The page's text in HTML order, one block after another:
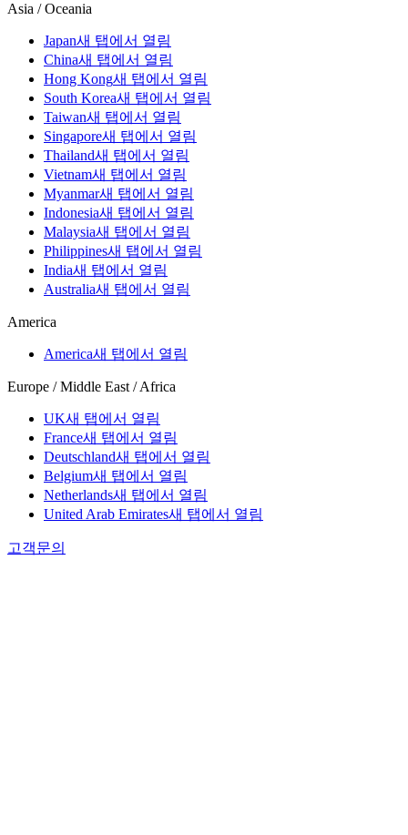
Asia / Oceania
Japan새 탭에서 열림
China새 탭에서 열림
Hong Kong새 탭에서 열림
South Korea새 탭에서 열림
Taiwan새 탭에서 열림
Singapore새 탭에서 열림
Thailand새 탭에서 열림
Vietnam새 탭에서 열림
Myanmar새 탭에서 열림
Indonesia새 탭에서 열림
Malaysia새 탭에서 열림
Philippines새 탭에서 열림
India새 탭에서 열림
Australia새 탭에서 열림
America
America새 탭에서 열림
Europe / Middle East / Africa
UK새 탭에서 열림
France새 탭에서 열림
Deutschland새 탭에서 열림
Belgium새 탭에서 열림
Netherlands새 탭에서 열림
United Arab Emirates새 탭에서 열림
고객문의